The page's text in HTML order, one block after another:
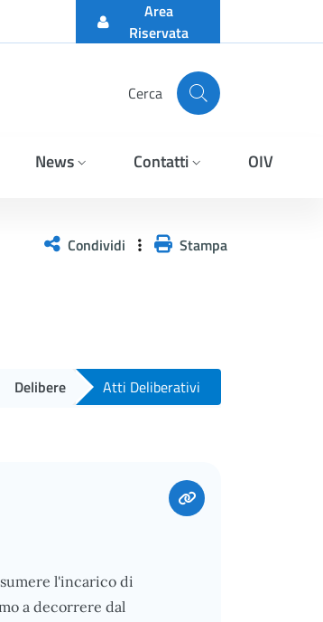
Area
Riservata
Cerca
News Contatti OIV
Condividi Stampa
Delibere Atti Deliberativi
l'incarico di
a decorrere dal